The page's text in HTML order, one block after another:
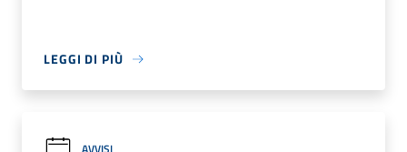
LEGGI DI PIÙ